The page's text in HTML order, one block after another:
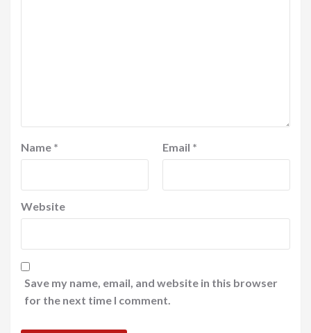
Name * Email *
Website
Save my name, email, and website in this browser
for the next time I comment.